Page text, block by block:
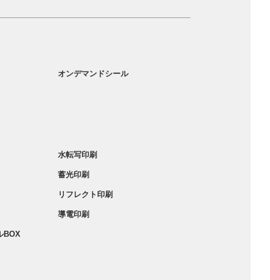
オンデマンドシール
水転写印刷
蓄光印刷
リフレクト印刷
導電印刷
BOX